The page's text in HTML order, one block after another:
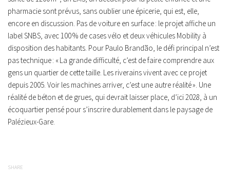
pharmacie sont prévus, sans oublier une épicerie, qui est, elle,
encore en discussion. Pas de voiture en surface : le projet affiche un
label SNBS, avec 100 % de cases vélo et deux véhicules Mobility à
disposition des habitants. Pour Paulo Brandão, le défi principal n’est
pas technique : « La grande difficulté, c’est de faire comprendre aux
gens un quartier de cette taille. Les riverains vivent avec ce projet
depuis 2005. Voir les machines arriver, c’est une autre réalité ». Une
réalité de béton et de grues, qui devrait laisser place, d’ici 2028, à un
écoquartier pensé pour s’inscrire durablement dans le paysage de
Palézieux-Gare.
SHARE